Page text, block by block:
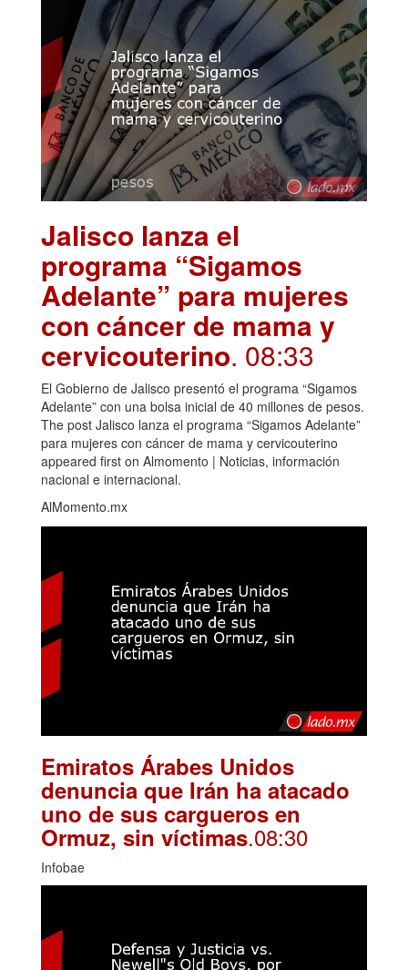
Jalisco lanza el
programa “Sigamos
Adelante” para mujeres
con cáncer de mama y
cervicouterino. 08:33
El Gobierno de Jalisco presentó el programa “Sigamos
Adelante” con una bolsa inicial de 40 millones de pesos.
The post Jalisco lanza el programa “Sigamos Adelante”
para mujeres con cáncer de mama y cervicouterino
appeared first on Almomento | Noticias, información
nacional e internacional.
AlMomento.mx
Emiratos Árabes Unidos
denuncia que Irán ha atacado
uno de sus cargueros en
Ormuz, sin víctimas.08:30
Infobae